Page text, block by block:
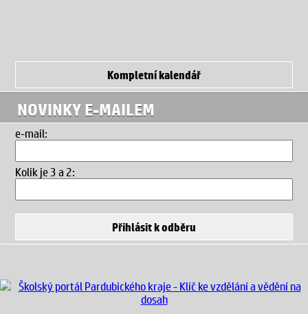
Kompletní kalendář
NOVINKY E-MAILEM
e-mail:
Kolik je 3 a 2: